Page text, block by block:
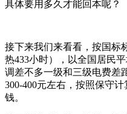
具体要用多久才能回本呢？
接下来我们来看看，按国标
热433小时），以全国居民
调差不多一级和三级电费差
300-400元左右，按照保守
钱。